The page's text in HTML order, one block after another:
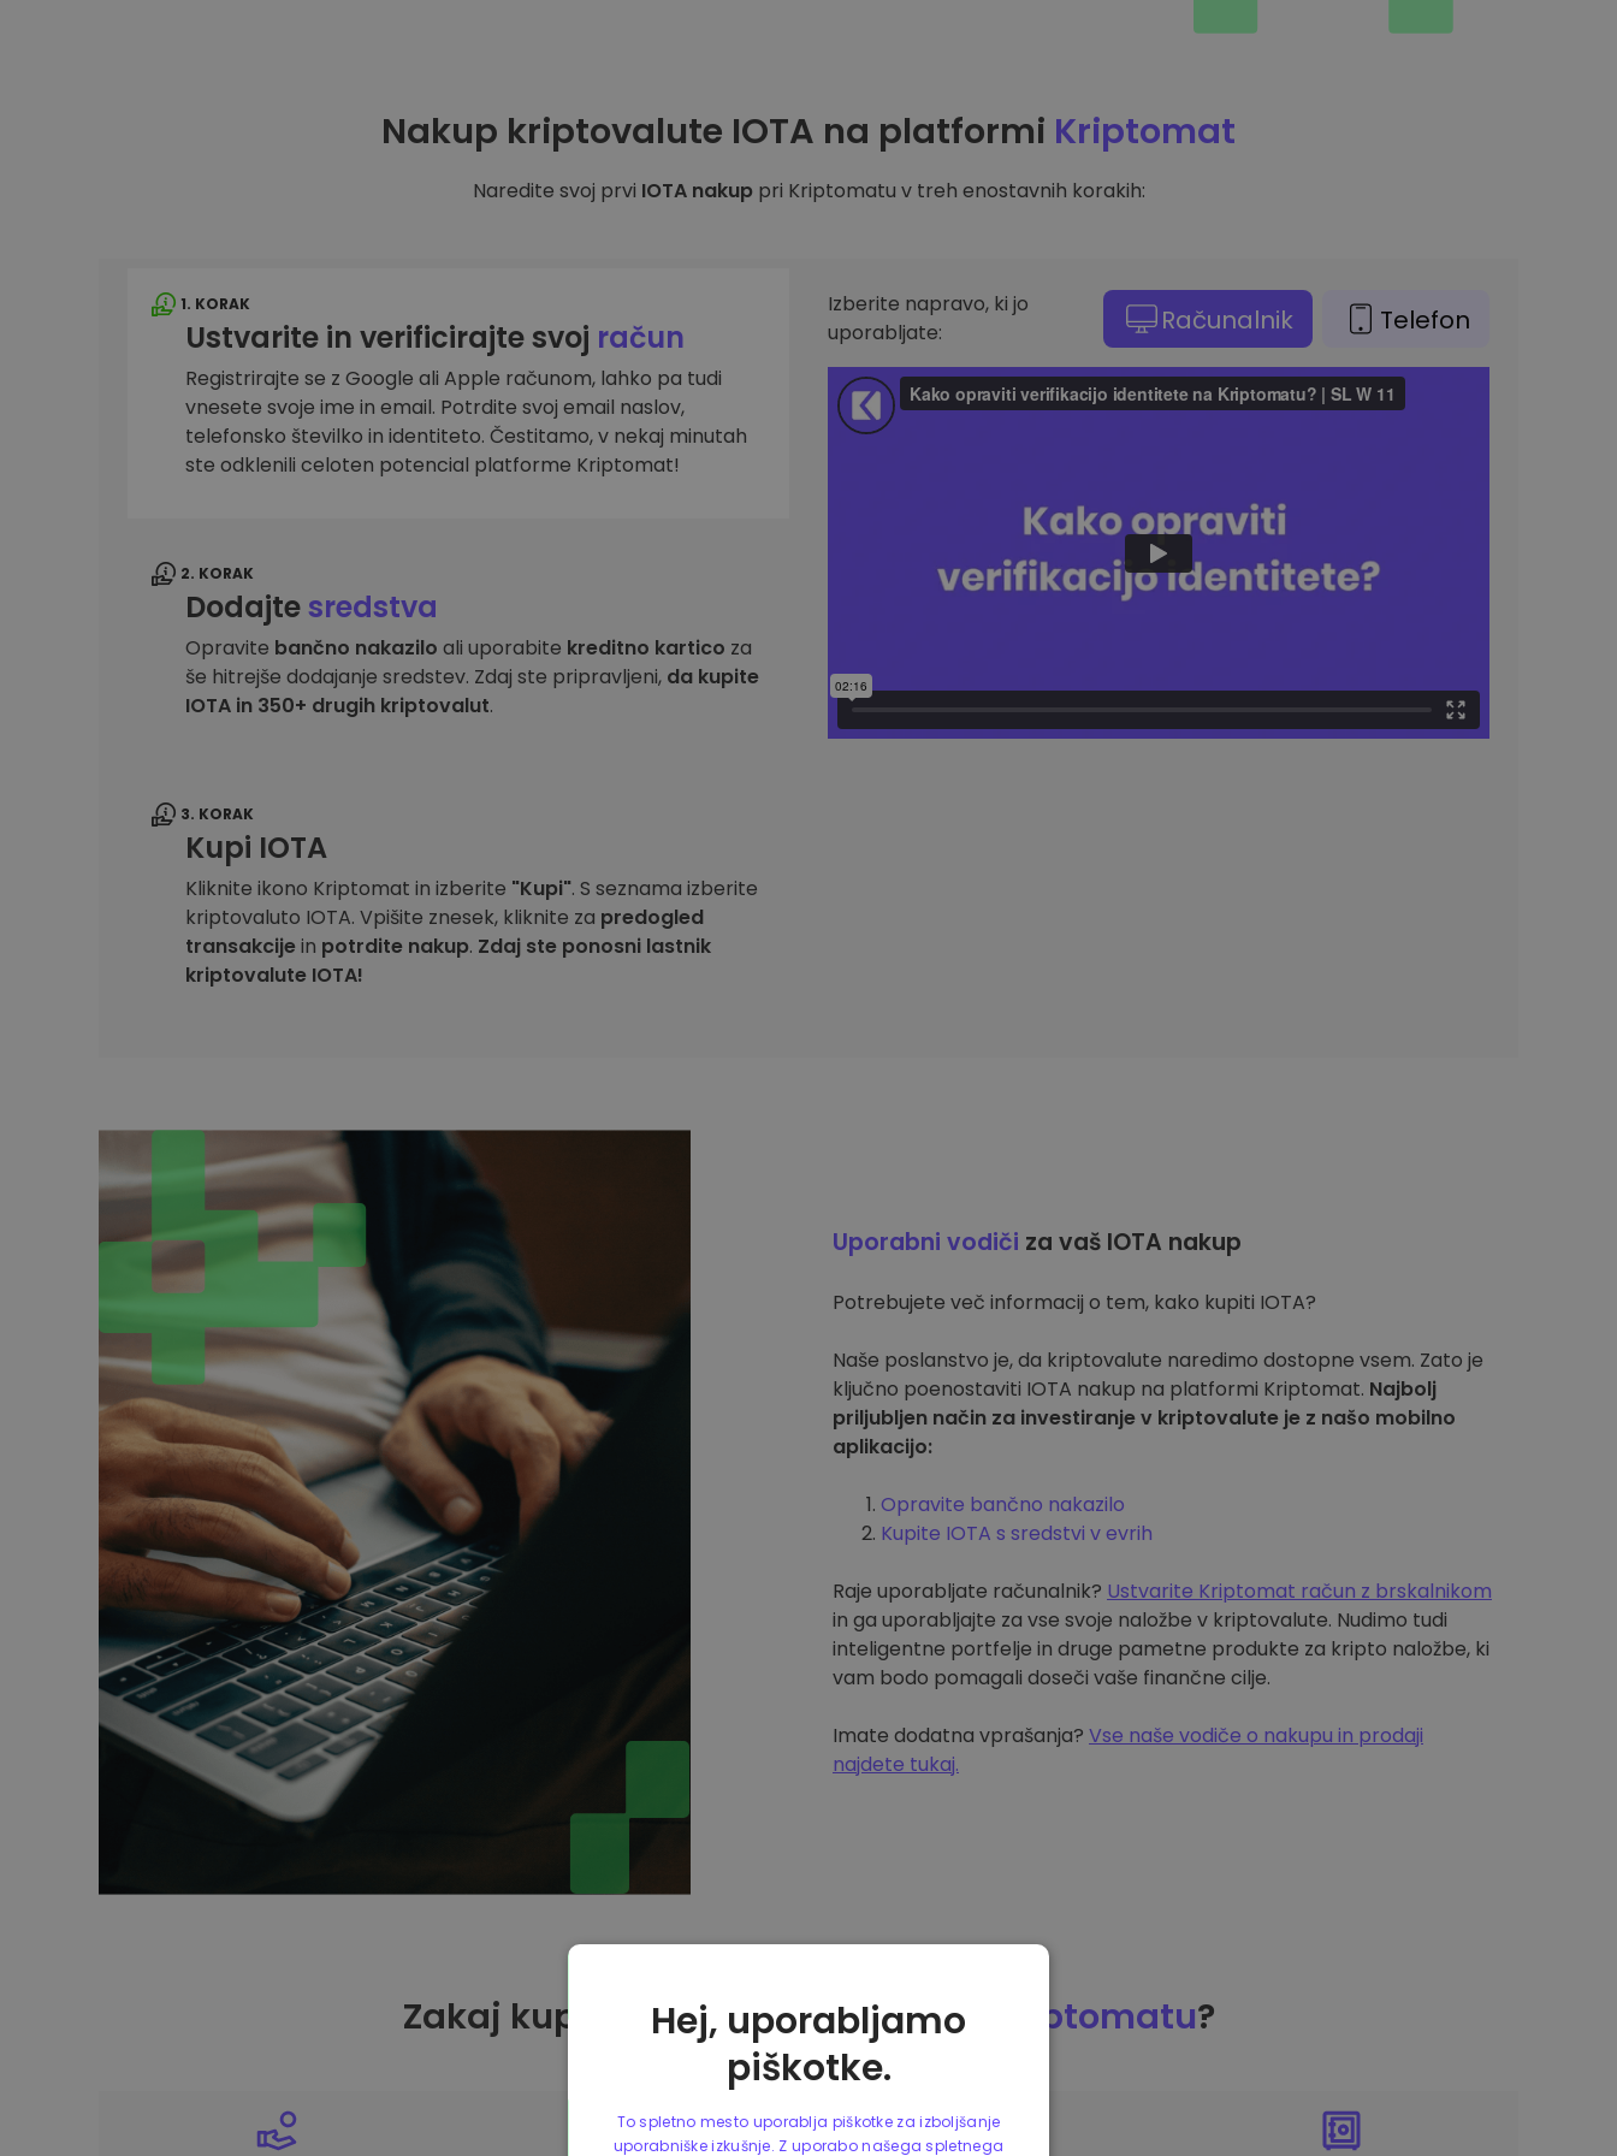
Nakup kriptovalute IOTA na platformi Kriptomat
Naredite svoj prvi IOTA nakuppri Kriptomatu v treh enostavnih korakih:
1. KORAK
Ustvarite in verificirajte svoj račun
Registrirajte se z Google ali Apple računom, lahko pa tudi
vnesete svoje ime in email. Potrdite svoj email naslov,
telefonsko številko in identiteto. Čestitamo, v nekaj minutah
ste odklenili celoten potencial platforme Kriptomat!
2. KORAK
Dodajtesredstva
Opravite bančno nakazilo ali uporabite kreditno kartico za
še hitrejše dodajanje sredstev. Zdaj ste pripravljeni, da kupite
IOTA in 350+ drugih kriptovalut.
3. KORAK
Kupi IOTA
Kliknite ikono Kriptomat in izberite "Kupi". S seznama izberite
kriptovaluto IOTA. Vpišite znesek, kliknite za predogled
transakcijein potrdite nakup. Zdaj ste ponosni lastnik
kriptovalute IOTA!
Izberite napravo, ki jo
uporabljate:
Računalnik Telefon
Uporabni vodiči za vaš IOTA nakup
Potrebujete več informacij o tem, kako kupiti IOTA?
Naše poslanstvo je, da kriptovalute naredimo dostopne vsem. Zato je
ključno poenostaviti IOTA nakup na platformi Kriptomat. Najbolj
priljubljen način za investiranje v kriptovalute je z našo mobilno
aplikacijo:
Opravite bančno nakazilo
Kupite IOTA s sredstvi v evrih
Raje uporabljate računalnik? Ustvarite Kriptomat račun z brskalnikom
in ga uporabljajte za vse svoje naložbe v kriptovalute. Nudimo tudi
inteligentne portfelje in druge pametne produkte za kripto naložbe, ki
vam bodo pomagali doseči vaše finančne cilje.
Imate dodatna vprašanja? Vse naše vodiče o nakupu in prodaji
najdete tukaj.
Zakaj kupiti kriptovaluto IOTA na Kriptomatu?
Hej, uporabljamo
piškotke.
To spletno mesto uporablja piškotke za izboljšanje
uporabniške izkušnje. Z uporabo našega spletnega